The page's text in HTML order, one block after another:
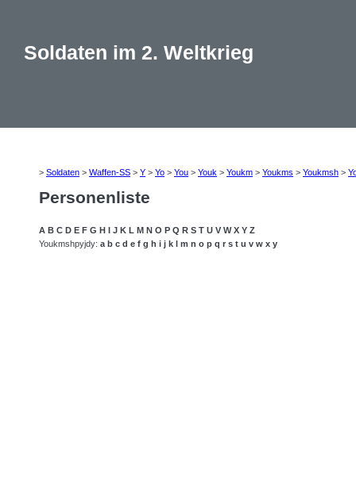
Soldaten im 2. Weltkrieg
> Soldaten > Waffen-SS > Y > Yo > You > Youk > Youkm > Youkms > Youkmsh >
Personenliste
A B C D E F G H I J K L M N O P Q R S T U V W X Y Z
Youkmshpyjdy: a b c d e f g h i j k l m n o p q r s t u v w x y